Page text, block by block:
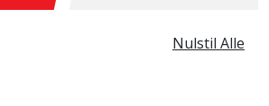
Nulstil Alle